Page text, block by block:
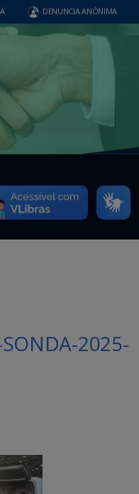
DENUNCIA ANÔNIMA
2025-